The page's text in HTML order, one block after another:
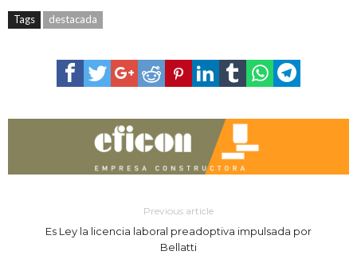
Tags destacada
Previous article
Es Ley la licencia laboral preadoptiva impulsada por
Bellatti